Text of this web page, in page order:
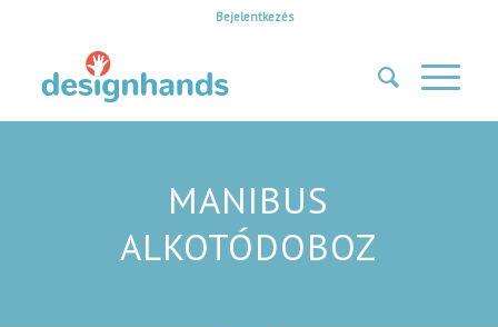
Bejelentkezés
MANIBUS
ALKOTÓDOBOZ